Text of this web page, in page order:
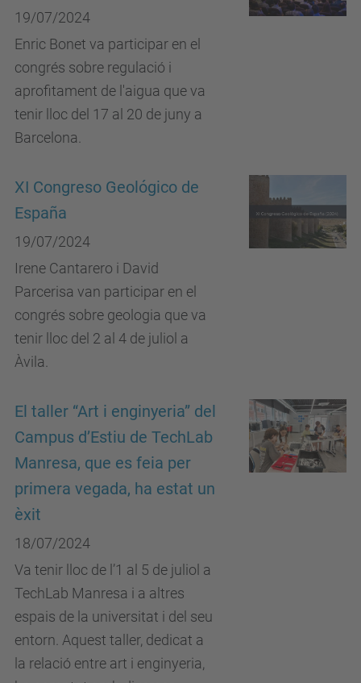
19/07/2024
Enric Bonet va participar en el
congrés sobre regulació i
aprofitament de l'aigua que va
tenir lloc del 17 al 20 de juny a
Barcelona.
XI Congreso Geológico de
España
19/07/2024
Irene Cantarero i David
Parcerisa van participar en el
congrés sobre geologia que va
tenir lloc del 2 al 4 de juliol a
Àvila.
El taller “Art i enginyeria” del
Campus d’Estiu de TechLab
Manresa, que es feia per
primera vegada, ha estat un
èxit
18/07/2024
Va tenir lloc de l’1 al 5 de juliol a
TechLab Manresa i a altres
espais de la universitat i del seu
entorn. Aquest taller, dedicat a
la relació entre art i enginyeria,